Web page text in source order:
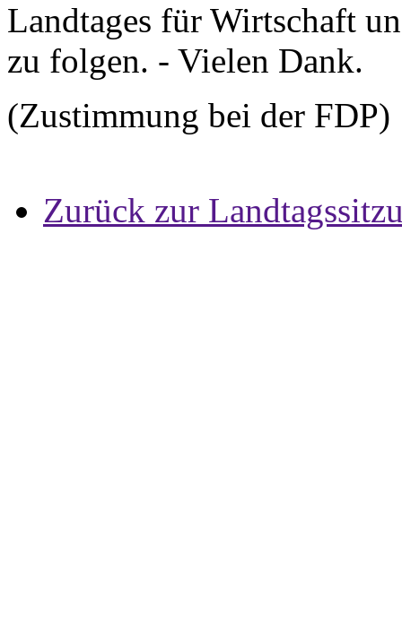
Landtages für Wirtschaft
zu folgen. - Vielen Dank.
(Zustimmung bei der FDP)
Zurück zur